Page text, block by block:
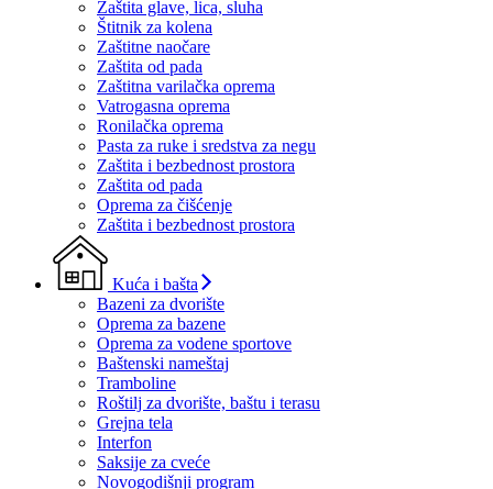
Zaštita glave, lica, sluha
Štitnik za kolena
Zaštitne naočare
Zaštita od pada
Zaštitna varilačka oprema
Vatrogasna oprema
Ronilačka oprema
Pasta za ruke i sredstva za negu
Zaštita i bezbednost prostora
Zaštita od pada
Oprema za čišćenje
Zaštita i bezbednost prostora
Kuća i bašta
Bazeni za dvorište
Oprema za bazene
Oprema za vodene sportove
Baštenski nameštaj
Tramboline
Roštilj za dvorište, baštu i terasu
Grejna tela
Interfon
Saksije za cveće
Novogodišnji program